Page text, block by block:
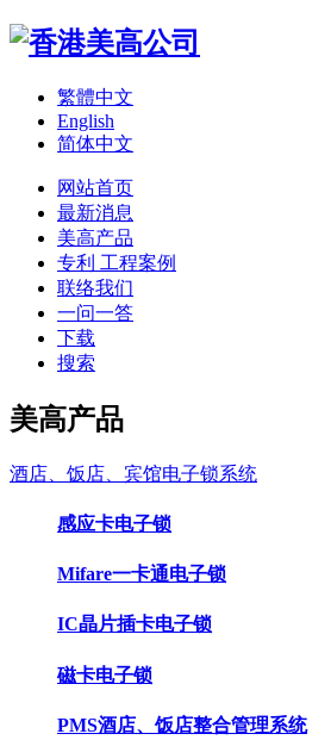
繁體中文
English
简体中文
网站首页
最新消息
美高产品
专利 工程案例
联络我们
一问一答
下载
搜索
美高产品
酒店、饭店、宾馆电子锁系统
感应卡电子锁
Mifare一卡通电子锁
IC晶片插卡电子锁
磁卡电子锁
PMS酒店、饭店整合管理系统